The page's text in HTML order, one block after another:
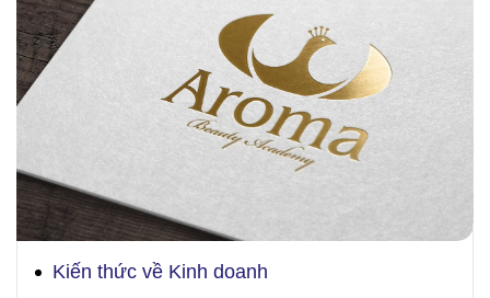
Kiến thức về Kinh doanh